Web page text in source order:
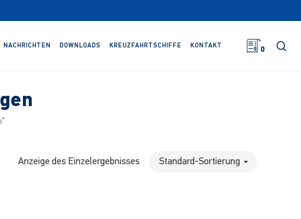
NACHRICHTEN DOWNLOADS KREUZFAHRTSCHIFFE KONTAKT
0
Anzeige des Einzelergebnisses Standard-Sortierung